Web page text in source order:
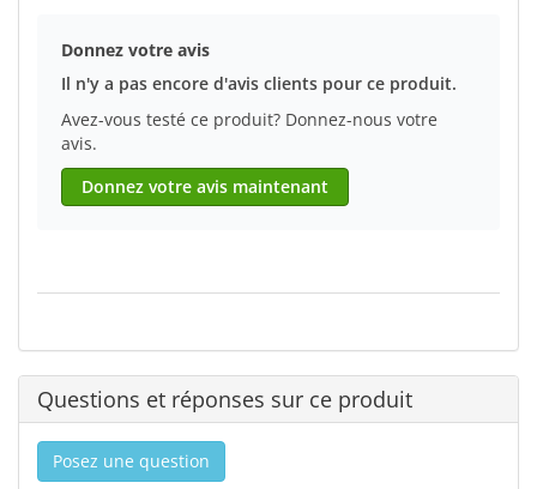
Donnez votre avis
Il n'y a pas encore d'avis clients pour ce produit.
Avez-vous testé ce produit? Donnez-nous votre
avis.
Donnez votre avis maintenant
Questions et réponses sur ce produit
Posez une question